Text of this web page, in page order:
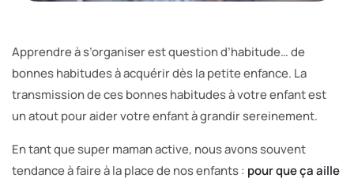
Apprendre à s’organiser est question d’habitude… de
bonnes habitudes à acquérir dès la petite enfance. La
transmission de ces bonnes habitudes à votre enfant est
un atout pour aider votre enfant à grandir sereinement.
En tant que super maman active, nous avons souvent
tendance à faire à la place de nos enfants : pour que ça aille